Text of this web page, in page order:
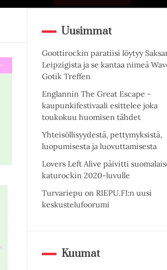
Uusimmat
Goottirockin paratiisi löytyy
Leipzigista ja se kantaa nimeä
Gotik Treffen
Englannin The Great Escape -
kaupunkifestivaali esittelee joka
toukokuu huomisen tähdet
Yhteisöllisyydestä, pettymyksistä,
luopumisesta ja luovuttamisesta
Lovers Left Alive päivitti
katurockin 2020-luvulle
Turvariepu on RIEPU.FI:n uusi
keskustelufoorumi
Kuumat